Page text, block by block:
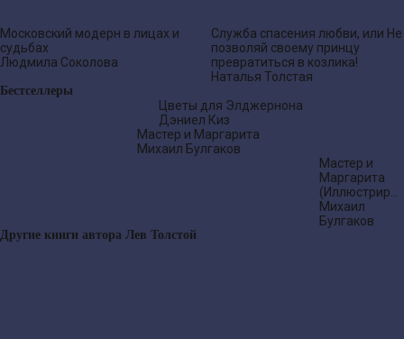
Московский модерн в лицах и
судьбах
Людмила Соколова
Служба спасения любви, или Не
позволяй своему принцу
превратиться в козлика!
Наталья Толстая
Бестселлеры
Цветы для Элджернона
Дэниел Киз
Мастер и Маргарита
Михаил Булгаков
Мастер и
Маргарита
издание)
Михаил
Булгаков
Другие книги автора Лев Толстой